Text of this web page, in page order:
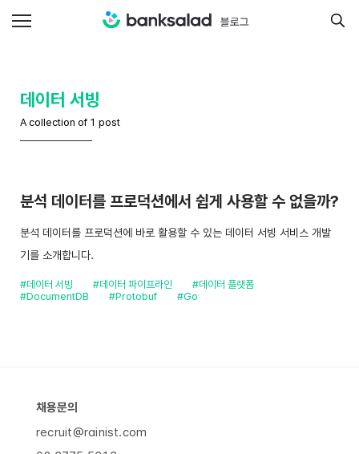
데이터 서빙
A collection of 1 post
분석 데이터를 프로덕션에서 쉽게 사용할 수 없을까?
분석 데이터를 프로덕션에 바로 활용할 수 있는 데이터 서빙 서비스 개발
기를 소개합니다.
#데이터 서빙 #데이터 파이프라인
#데이터 플랫폼
#DocumentDB
#Protobuf #Go
채용문의
recruit@rainist.com